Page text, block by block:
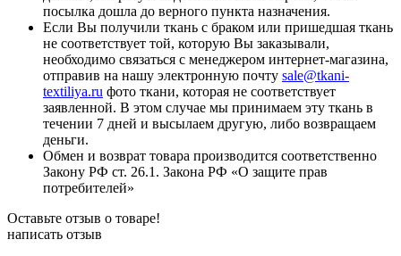
посылка дошла до верного пункта назначения.
Если Вы получили ткань с браком или пришедшая ткань
не соответствует той, которую Вы заказывали,
необходимо связаться с менеджером интернет-магазина,
отправив на нашу электронную почту sale@tkani-
textiliya.ru фото ткани, которая не соответствует
заявленной. В этом случае мы принимаем эту ткань в
течении 7 дней и высылаем другую, либо возвращаем
деньги.
Обмен и возврат товара производится соответственно
Закону РФ ст. 26.1. Закона РФ «О защите прав
потребителей»
Оставьте отзыв о товаре!
написать отзыв